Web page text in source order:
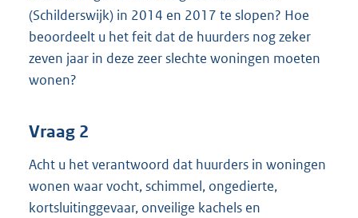
(Schilderswijk) in 2014 en 2017 te slopen? Hoe
beoordeelt u het feit dat de huurders nog zeker
zeven jaar in deze zeer slechte woningen moeten
wonen?
Vraag 2
Acht u het verantwoord dat huurders in woningen
wonen waar vocht, schimmel, ongedierte,
kortsluitinggevaar, onveilige kachels en